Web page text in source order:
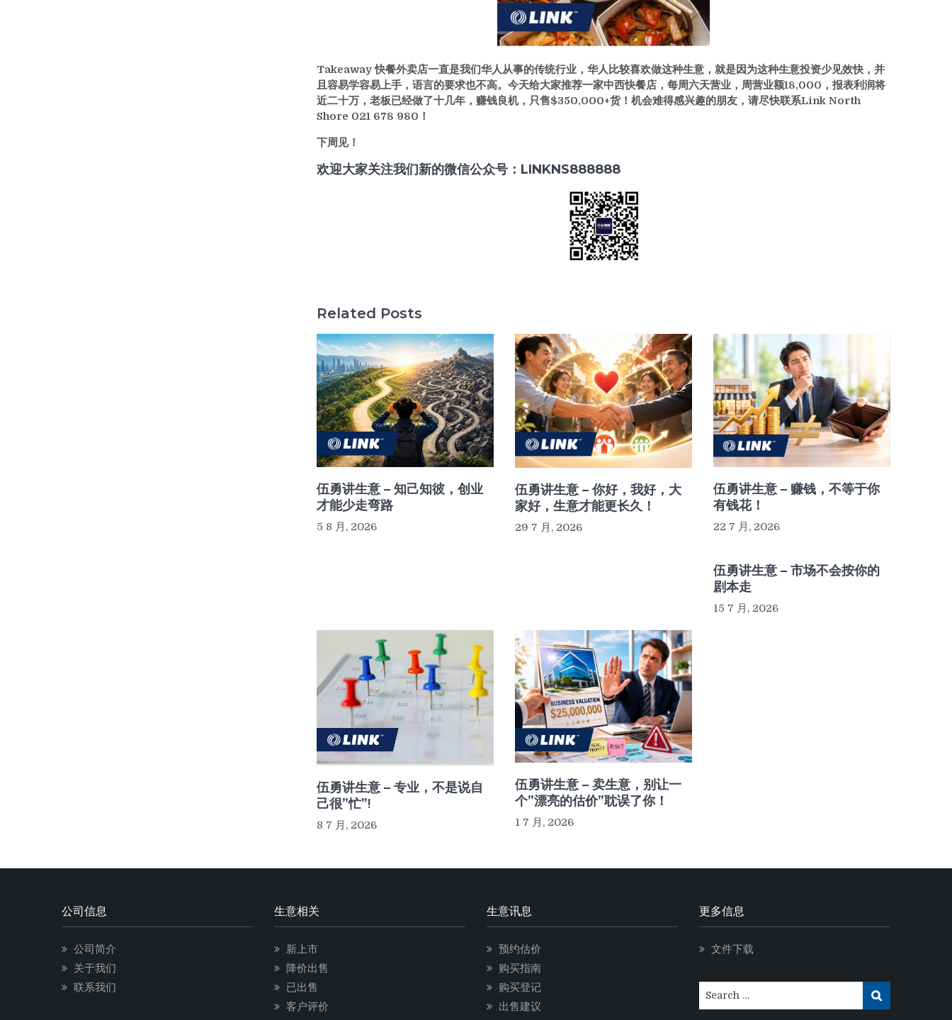
Takeaway 快餐外卖店一直是我们华人从事的传统行业，华人比较喜欢做这种生意，就是因为这种生意投资少见效快，并
且容易学容易上手，语言的要求也不高。今天给大家推荐一家中西快餐店，每周六天营业，周营业额18,000，报表利润将
近二十万，老板已经做了十几年，赚钱良机，只售$350,000+货！机会难得感兴趣的朋友，请尽快联系Link North
Shore 021 678 980！
下周见！
欢迎大家关注我们新的微信公众号： LINKNS888888
Related Posts
伍勇讲生意 – 知己知彼，创业
才能少走弯路
5 8 月, 2026
伍勇讲生意 – 你好，我好，大
家好，生意才能更长久！
29 7 月, 2026
伍勇讲生意 – 赚钱，不等于你
有钱花！
22 7 月, 2026
伍勇讲生意 – 市场不会按你的
剧本走
15 7 月, 2026
伍勇讲生意 – 专业，不是说自
己很”忙”!
8 7 月, 2026
伍勇讲生意 – 卖生意，别让一
个”漂亮的估价”耽误了你！
1 7 月, 2026
公司信息
公司简介
关于我们
联系我们
生意相关
新上市
降价出售
已出售
客户评价
生意讯息
预约估价
购买指南
购买登记
出售建议
更多信息
文件下载